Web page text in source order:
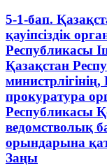
5-1-бап.
қауіпсіздік
Республикасы
Қазақстан
прокуратура
Республикасы
ведомстволық
орындарына
Заңы